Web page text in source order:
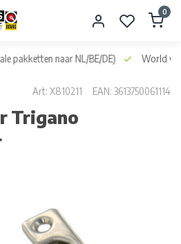
0
pakketten naar NL/BE/DE) World
Art: X810211 EAN: 3613750061114
Trigano